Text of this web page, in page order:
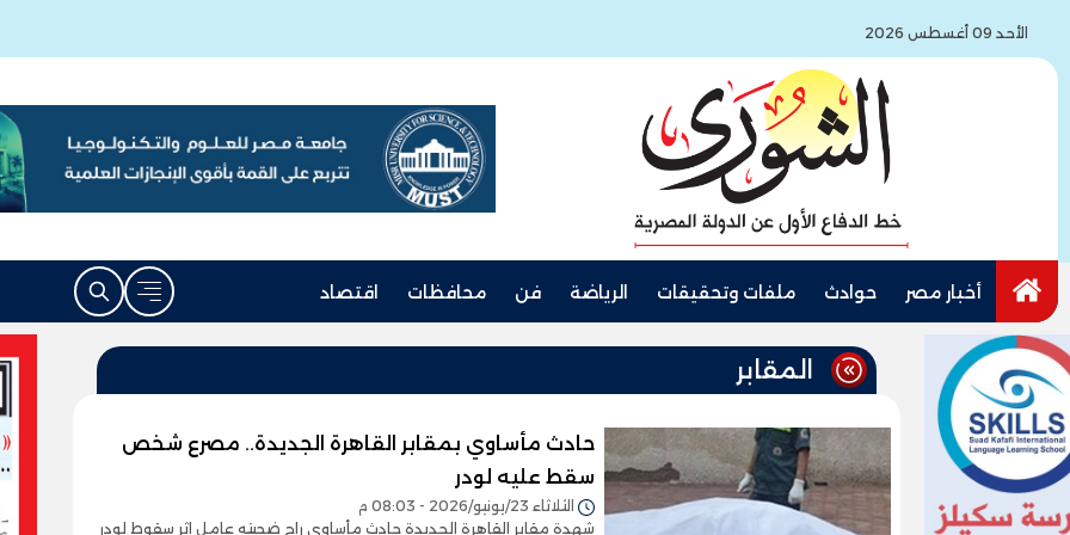
الأحد 09 أغسطس 2026
أخبار مصر حوادث ملفات وتحقيقات الرياضة فن محافظات اقتصاد
المقابر
حادث مأساوي بمقابر القاهرة الجديدة.. مصرع شخص
سقط عليه لودر
الثلاثاء 23/يونيو/2026 - 08:03 م
شهدة مقابر القاهرة الجديدة حادث مأساوي راح ضحيته عامل إثر سقوط لودر